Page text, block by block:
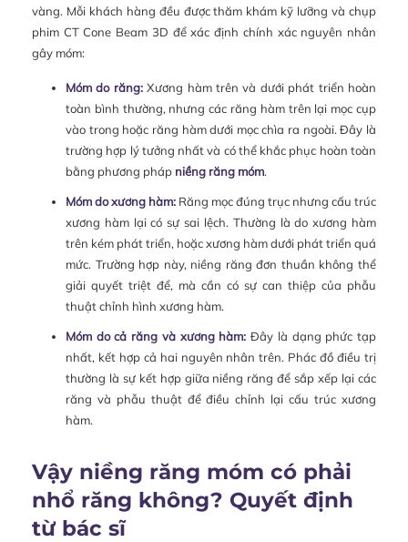
vàng. Mỗi khách hàng đều được thăm khám kỹ lưỡng và chụp
phim CT Cone Beam 3D để xác định chính xác nguyên nhân
gây móm:
Móm do răng:Xương hàm trên và dưới phát triển hoàn
toàn bình thường, nhưng các răng hàm trên lại mọc cụp
vào trong hoặc răng hàm dưới mọc chìa ra ngoài. Đây là
trường hợp lý tưởng nhất và có thể khắc phục hoàn toàn
bằng phương pháp niềng răng móm.
Móm do xương hàm:Răng mọc đúng trục nhưng cấu trúc
xương hàm lại có sự sai lệch. Thường là do xương hàm
trên kém phát triển, hoặc xương hàm dưới phát triển quá
mức. Trường hợp này, niềng răng đơn thuần không thể
giải quyết triệt để, mà cần có sự can thiệp của phẫu
thuật chỉnh hình xương hàm.
Móm do cả răng và xương hàm: Đây là dạng phức tạp
nhất, kết hợp cả hai nguyên nhân trên. Phác đồ điều trị
thường là sự kết hợp giữa niềng răng để sắp xếp lại các
răng và phẫu thuật để điều chỉnh lại cấu trúc xương
hàm.
Vậy niềng răng móm có phải
nhổ răng không? Quyết định
từ bác sĩ